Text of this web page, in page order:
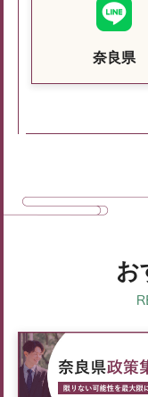
奈良県
お